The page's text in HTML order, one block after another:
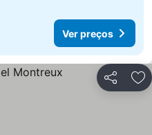
Ver preços
Partilhar